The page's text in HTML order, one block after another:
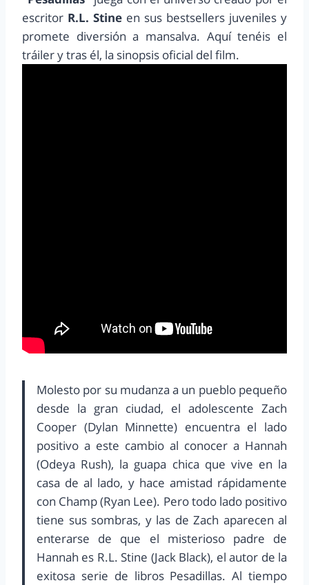
escritor R.L. Stine en sus bestsellers juveniles y
promete diversión a mansalva. Aquí tenéis el
tráiler y tras él, la sinopsis oficial del film.
Molesto por su mudanza a un pueblo pequeño
desde la gran ciudad, el adolescente Zach
Cooper (Dylan Minnette) encuentra el lado
positivo a este cambio al conocer a Hannah
(Odeya Rush), la guapa chica que vive en la
casa de al lado, y hace amistad rápidamente
con Champ (Ryan Lee). Pero todo lado positivo
tiene sus sombras, y las de Zach aparecen al
enterarse de que el misterioso padre de
Hannah es R.L. Stine (Jack Black), el autor de la
exitosa serie de libros Pesadillas. Al tiempo